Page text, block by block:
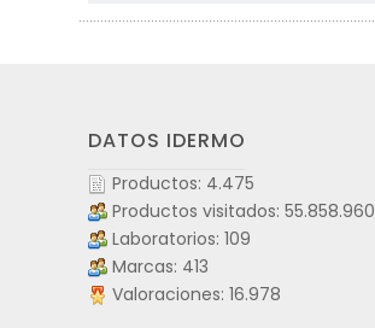
DATOS IDERMO
Productos: 4.475
Productos visitados: 55.858.960
Laboratorios: 109
Marcas: 413
Valoraciones: 16.978